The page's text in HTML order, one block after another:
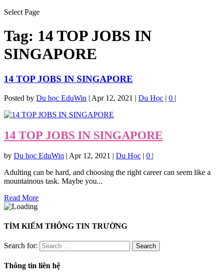
Select Page
Tag: 14 TOP JOBS IN
SINGAPORE
14 TOP JOBS IN SINGAPORE
Posted by Du học EduWin | Apr 12, 2021 | Du Học | 0 |
14 TOP JOBS IN SINGAPORE
by Du học EduWin | Apr 12, 2021 | Du Học | 0 |
Adulting can be hard, and choosing the right career can seem like a
mountainous task. Maybe you...
Read More
TÌM KIẾM THÔNG TIN TRƯỜNG
Search for:
Thông tin liên hệ